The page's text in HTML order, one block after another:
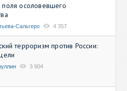
осоловевшего
Сальгеро 4 357
терроризм против России:
3 904